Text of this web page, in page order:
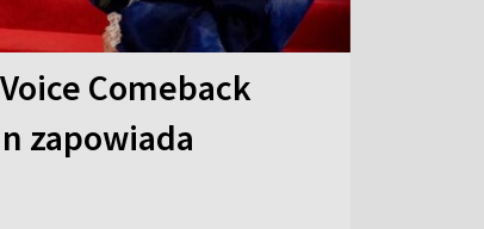
Comeback
zapowiada